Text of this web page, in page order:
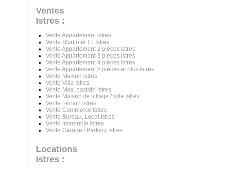
Ventes
Istres :
Vente Appartement Istres
Vente Studio et T1 Istres
Vente Appartement 2 pièces Istres
Vente Appartement 3 pièces Istres
Vente Appartement 4 pièces Istres
Vente Appartement 5 pièces et plus Istres
Vente Maison Istres
Vente Villa Istres
Vente Mas, bastide Istres
Vente Maison de village / ville Istres
Vente Terrain Istres
Vente Commerce Istres
Vente Bureau, Local Istres
Vente Immeuble Istres
Vente Garage / Parking Istres
Locations
Istres :